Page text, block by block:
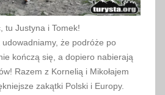
tu Justyna i Tomek!
że podróże po
kończą się, a dopiero nabierają
Razem z Kornelią i Mikołajem
zakątki Polski i Europy.